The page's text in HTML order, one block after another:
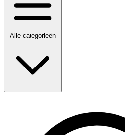
Alle categorieën